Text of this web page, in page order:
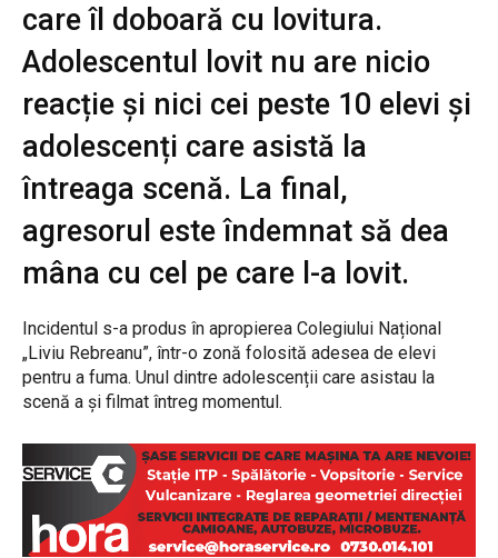
care îl doboară cu lovitura.
Adolescentul lovit nu are nicio
reacție și nici cei peste 10 elevi și
adolescenți care asistă la
întreaga scenă. La final,
agresorul este îndemnat să dea
mâna cu cel pe care l-a lovit.
Incidentul s-a produs în apropierea Colegiului Național
„Liviu Rebreanu”, într-o zonă folosită adesea de elevi
pentru a fuma. Unul dintre adolescenții care asistau la
scenă a și filmat întreg momentul.